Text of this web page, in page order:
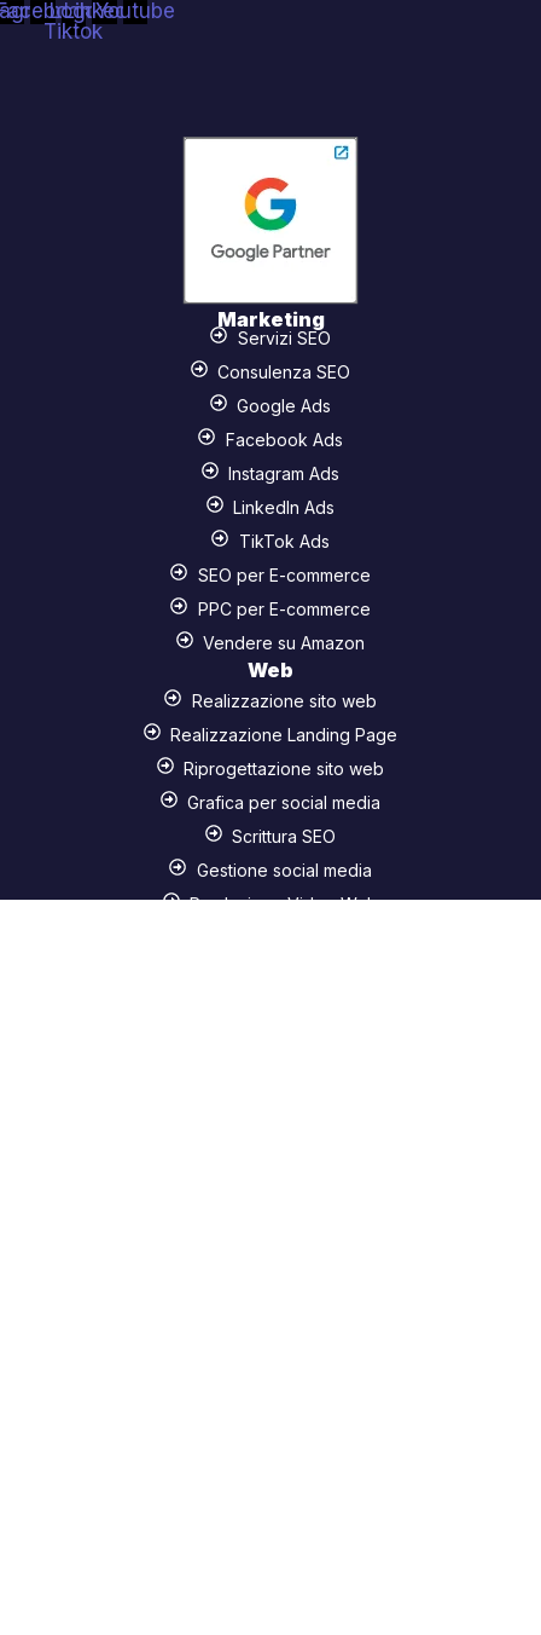
Logo
Tiktok
Linkedin
Youtube
Marketing
Servizi SEO
Consulenza SEO
Google Ads
Facebook Ads
Instagram Ads
LinkedIn Ads
TikTok Ads
SEO per E-commerce
PPC per E-commerce
Vendere su Amazon
Web
Realizzazione sito web
Realizzazione Landing Page
Riprogettazione sito web
Grafica per social media
Scrittura SEO
Gestione social media
Produzione Video Web